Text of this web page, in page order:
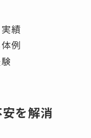
績
例
を解消